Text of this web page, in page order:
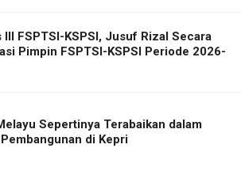
III FSPTSI-KSPSI, Jusuf Rizal Secara
Pimpin FSPTSI-KSPSI Periode 2026-
Sepertinya Terabaikan dalam
di Kepri